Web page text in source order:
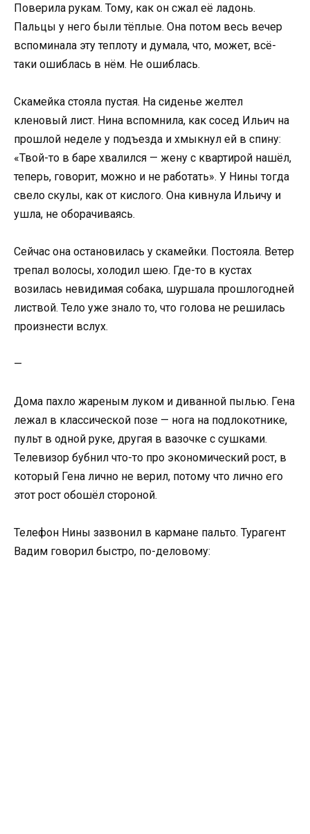
Поверила рукам. Тому, как он сжал её ладонь.
Пальцы у него были тёплые. Она потом весь вечер
вспоминала эту теплоту и думала, что, может, всё-
таки ошиблась в нём. Не ошиблась.
Скамейка стояла пустая. На сиденье желтел
кленовый лист. Нина вспомнила, как сосед Ильич на
прошлой неделе у подъезда и хмыкнул ей в спину:
«Твой-то в баре хвалился — жену с квартирой нашёл,
теперь, говорит, можно и не работать». У Нины тогда
свело скулы, как от кислого. Она кивнула Ильичу и
ушла, не оборачиваясь.
Сейчас она остановилась у скамейки. Постояла. Ветер
трепал волосы, холодил шею. Где-то в кустах
возилась невидимая собака, шуршала прошлогодней
листвой. Тело уже знало то, что голова не решилась
произнести вслух.
—
Дома пахло жареным луком и диванной пылью. Гена
лежал в классической позе — нога на подлокотнике,
пульт в одной руке, другая в вазочке с сушками.
Телевизор бубнил что-то про экономический рост, в
который Гена лично не верил, потому что лично его
этот рост обошёл стороной.
Телефон Нины зазвонил в кармане пальто. Турагент
Вадим говорил быстро, по-деловому: